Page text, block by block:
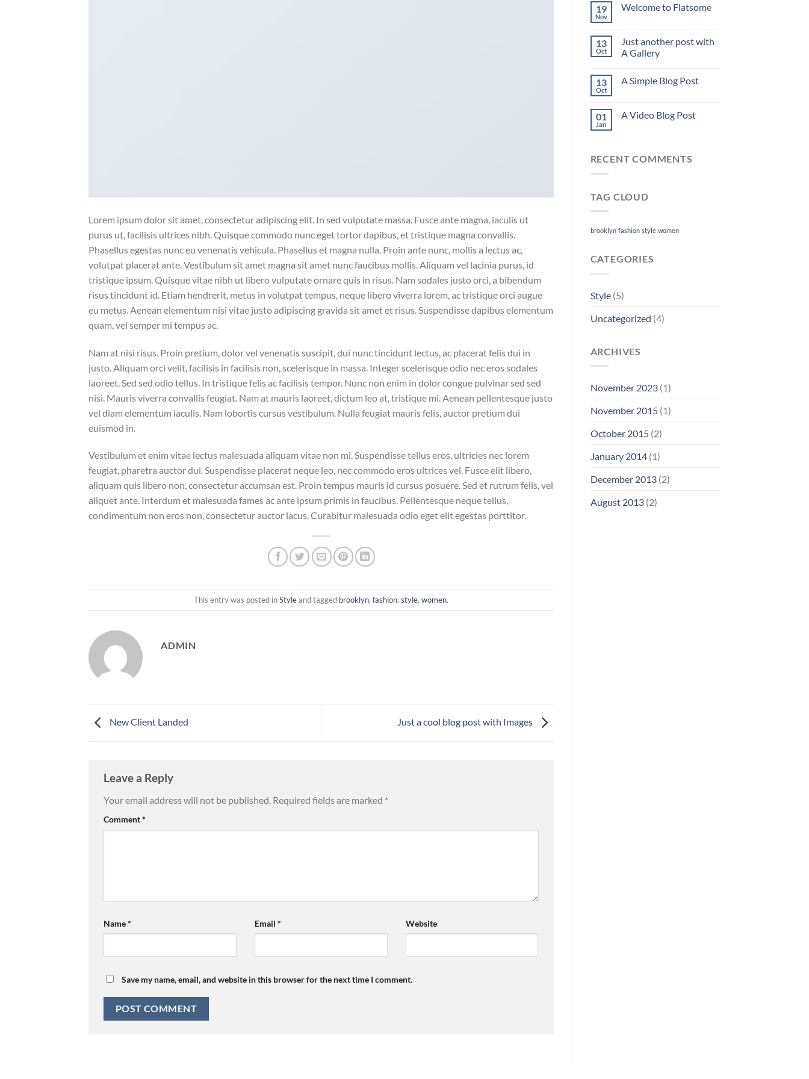
Lorem ipsum dolor sit amet, consectetur adipiscing elit. In sed vulputate massa. Fusce ante magna, iaculis ut
purus ut, facilisis ultrices nibh. Quisque commodo nunc eget tortor dapibus, et tristique magna convallis.
Phasellus egestas nunc eu venenatis vehicula. Phasellus et magna nulla. Proin ante nunc, mollis a lectus ac,
volutpat placerat ante. Vestibulum sit amet magna sit amet nunc faucibus mollis. Aliquam vel lacinia purus, id
tristique ipsum. Quisque vitae nibh ut libero vulputate ornare quis in risus. Nam sodales justo orci, a bibendum
risus tincidunt id. Etiam hendrerit, metus in volutpat tempus, neque libero viverra lorem, ac tristique orci augue
eu metus. Aenean elementum nisi vitae justo adipiscing gravida sit amet et risus. Suspendisse dapibus elementum
quam, vel semper mi tempus ac.
Nam at nisi risus. Proin pretium, dolor vel venenatis suscipit, dui nunc tincidunt lectus, ac placerat felis dui in
justo. Aliquam orci velit, facilisis in facilisis non, scelerisque in massa. Integer scelerisque odio nec eros sodales
laoreet. Sed sed odio tellus. In tristique felis ac facilisis tempor. Nunc non enim in dolor congue pulvinar sed sed
nisi. Mauris viverra convallis feugiat. Nam at mauris laoreet, dictum leo at, tristique mi. Aenean pellentesque justo
vel diam elementum iaculis. Nam lobortis cursus vestibulum. Nulla feugiat mauris felis, auctor pretium dui
euismod in.
Vestibulum et enim vitae lectus malesuada aliquam vitae non mi. Suspendisse tellus eros, ultricies nec lorem
feugiat, pharetra auctor dui. Suspendisse placerat neque leo, nec commodo eros ultrices vel. Fusce elit libero,
aliquam quis libero non, consectetur accumsan est. Proin tempus mauris id cursus posuere. Sed et rutrum felis, vel
aliquet ante. Interdum et malesuada fames ac ante ipsum primis in faucibus. Pellentesque neque tellus,
condimentum non eros non, consectetur auctor lacus. Curabitur malesuada odio eget elit egestas porttitor.
This entry was posted inStyleand tagged brooklyn, fashion, style, women.
ADMIN
New Client Landed Just a cool blog post with Images
Leave a Reply
Your email address will not be published. Required fields are marked *
Comment*
Name* Email * Website
Save my name, email, and website in this browser for the next time I comment.
19
Nov
Welcome to Flatsome
13
Oct
Just another post with
A Gallery
13
Oct
A Simple Blog Post
01
Jan
A Video Blog Post
RECENT COMMENTS
TAG CLOUD
brooklyn fashion style women
CATEGORIES
Style(5)
Uncategorized (4)
ARCHIVES
November 2023(1)
November 2015(1)
October 2015(2)
January 2014(1)
December 2013(2)
August 2013(2)